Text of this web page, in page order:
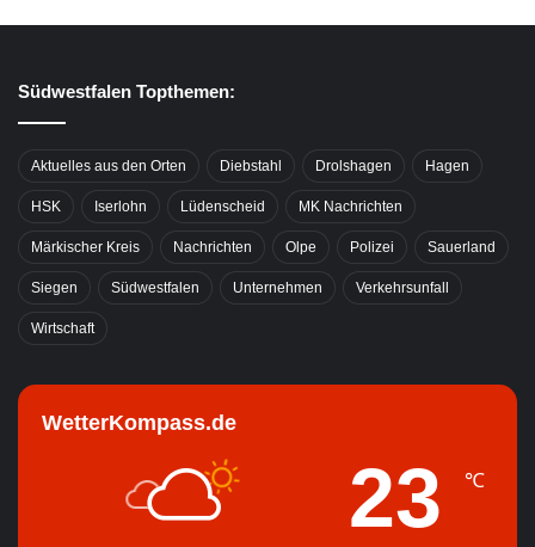
Südwestfalen Topthemen:
Aktuelles aus den Orten Diebstahl Drolshagen Hagen
HSK Iserlohn Lüdenscheid MK Nachrichten
Märkischer Kreis Nachrichten Olpe Polizei Sauerland
Siegen Südwestfalen Unternehmen Verkehrsunfall
Wirtschaft
WetterKompass.de
23 ℃